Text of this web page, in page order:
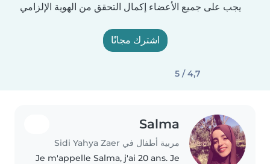
يجب على جميع الأعضاء إكمال التحقق من الهوية الإلزامي
اشترك مجانًا
4,7 / 5
Salma
مربية أطفال في Sidi Yahya Zaer
Je m'appelle Salma, j'ai 20 ans. Je